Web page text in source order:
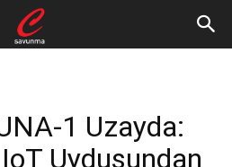
1 Uzayda:
Uydusundan